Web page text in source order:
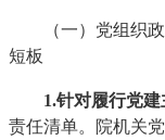
（一）党组织政
短板
1.针对履行党
责任清单。院机关